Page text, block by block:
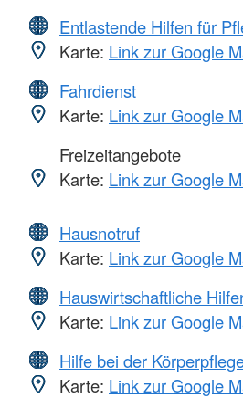
Entlastende Hilfen für
Karte: Link zur Google
Fahrdienst
Karte: Link zur Google
Freizeitangebote
Karte: Link zur Google
Hausnotruf
Karte: Link zur Google
Hauswirtschaftliche
Karte: Link zur Google
Hilfe bei der
Karte: Link zur Google